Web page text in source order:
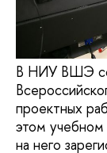
В НИУ ВШЭ
проектных
этом
на него